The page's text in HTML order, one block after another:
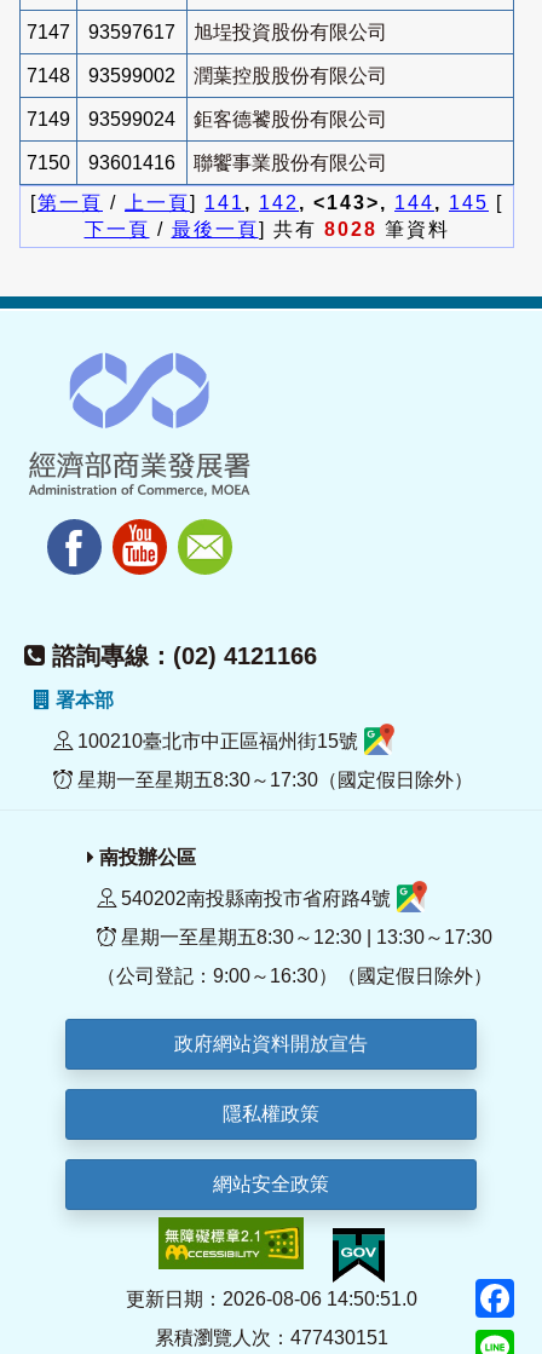
7147 93597617 旭埕投資股份有限公司
7148 93599002 潤葉控股股份有限公司
7149 93599024 鉅客德饕股份有限公司
7150 93601416
聯饗事業股份有限公司
[第一頁 / 上一頁] 141 , 142 , <143>, 144, 145 [
下一頁 / 最後一頁] 共有 8028 筆資料
諮詢專線：(02) 4121166
署本部
100210臺北市中正區福州街15號
星期一至星期五8:30～17:30（國定假日除外）
南投辦公區
540202南投縣南投市省府路4號
星期一至星期五8:30～12:30 | 13:30～17:30
（公司登記：9:00～16:30）（國定假日除外）
政府網站資料開放宣告
隱私權政策
網站安全政策
更新日期：2026-08-06 14:50:51.0
累積瀏覽人次：477430151